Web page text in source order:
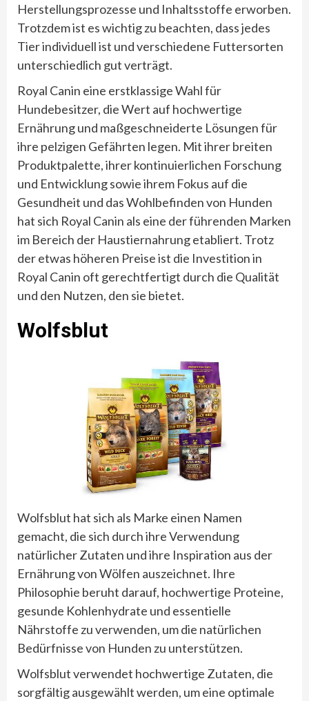
Herstellungsprozesse und Inhaltsstoffe erworben.
Trotzdem ist es wichtig zu beachten, dass jedes
Tier individuell ist und verschiedene Futtersorten
unterschiedlich gut verträgt.
Royal Canin eine erstklassige Wahl für
Hundebesitzer, die Wert auf hochwertige
Ernährung und maßgeschneiderte Lösungen für
ihre pelzigen Gefährten legen. Mit ihrer breiten
Produktpalette, ihrer kontinuierlichen Forschung
und Entwicklung sowie ihrem Fokus auf die
Gesundheit und das Wohlbefinden von Hunden
hat sich Royal Canin als eine der führenden Marken
im Bereich der Haustiernahrung etabliert. Trotz
der etwas höheren Preise ist die Investition in
Royal Canin oft gerechtfertigt durch die Qualität
und den Nutzen, den sie bietet.
Wolfsblut
Wolfsblut hat sich als Marke einen Namen
gemacht, die sich durch ihre Verwendung
natürlicher Zutaten und ihre Inspiration aus der
Ernährung von Wölfen auszeichnet. Ihre
Philosophie beruht darauf, hochwertige Proteine,
gesunde Kohlenhydrate und essentielle
Nährstoffe zu verwenden, um die natürlichen
Bedürfnisse von Hunden zu unterstützen.
Wolfsblut verwendet hochwertige Zutaten, die
sorgfältig ausgewählt werden, um eine optimale